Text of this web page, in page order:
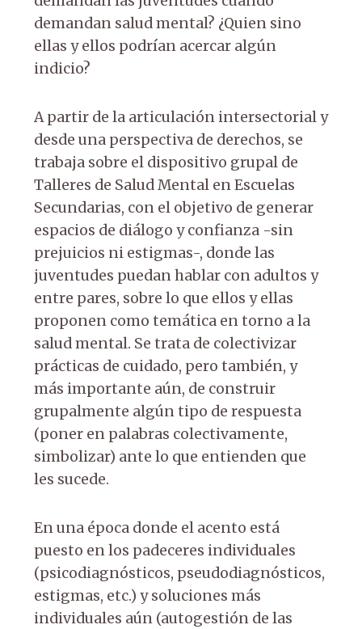
demandan salud mental? ¿Quien sino
ellas y ellos podrían acercar algún
indicio?
A partir de la articulación intersectorial y
desde una perspectiva de derechos, se
trabaja sobre el dispositivo grupal de
Talleres de Salud Mental en Escuelas
Secundarias, con el objetivo de generar
espacios de diálogo y confianza -sin
prejuicios ni estigmas-, donde las
juventudes puedan hablar con adultos y
entre pares, sobre lo que ellos y ellas
proponen como temática en torno a la
salud mental. Se trata de colectivizar
prácticas de cuidado, pero también, y
más importante aún, de construir
grupalmente algún tipo de respuesta
(poner en palabras colectivamente,
simbolizar) ante lo que entienden que
les sucede.
En una época donde el acento está
puesto en los padeceres individuales
(psicodiagnósticos, pseudodiagnósticos,
estigmas, etc.) y soluciones más
individuales aún (autogestión de las